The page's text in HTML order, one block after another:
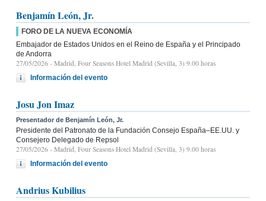
Benjamín León, Jr.
FORO DE LA NUEVA ECONOMÍA
Embajador de Estados Unidos en el Reino de España y el Principado
de Andorra
27/05/2026 - Madrid, Four Seasons Hotel Madrid (Sevilla, 3) 9.00 horas
Información del evento
Josu Jon Imaz
Presentador de Benjamín León, Jr.
Presidente del Patronato de la Fundación Consejo España–EE.UU. y
Consejero Delegado de Repsol
27/05/2026 - Madrid, Four Seasons Hotel Madrid (Sevilla, 3) 9.00 horas
Información del evento
Andrius Kubilius